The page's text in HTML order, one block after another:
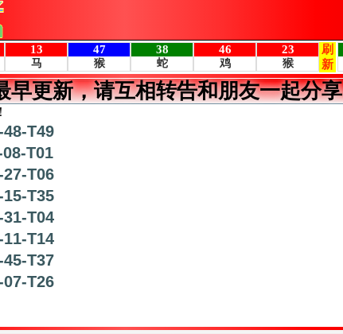
早更新，请互相转告和朋友一起分享
48-T49
T01
27-T06
15-T35
31-T04
11-T14
45-T37
07-T26